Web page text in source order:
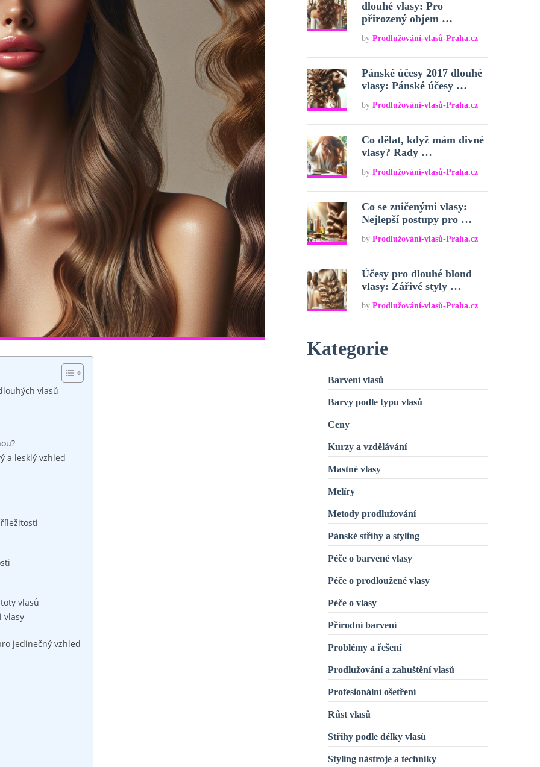
vlasů
a lesklý vzhled
vlasů
vlasy
jedinečný vzhled
dlouhé vlasy: Pro
přirozený objem …
byProdlužování-vlasů-Praha.cz
Pánské účesy 2017 dlouhé
vlasy: Pánské účesy …
byProdlužování-vlasů-Praha.cz
Co dělat, když mám divné
vlasy? Rady …
byProdlužování-vlasů-Praha.cz
Co se zničenými vlasy:
Nejlepší postupy pro …
byProdlužování-vlasů-Praha.cz
Účesy pro dlouhé blond
vlasy: Zářivé styly …
byProdlužování-vlasů-Praha.cz
Kategorie
Barvení vlasů
Barvy podle typu vlasů
Ceny
Kurzy a vzdělávání
Mastné vlasy
Melíry
Metody prodlužování
Pánské střihy a styling
Péče o barvené vlasy
Péče o prodloužené vlasy
Péče o vlasy
Přírodní barvení
Problémy a řešení
Prodlužování a zahuštění vlasů
Profesionální ošetření
Růst vlasů
Střihy podle délky vlasů
Styling nástroje a techniky